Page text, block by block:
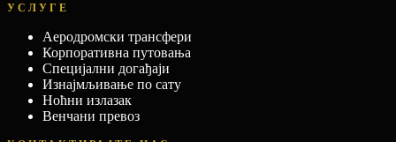
УСЛУГЕ
Аеродромски трансфери
Корпоративна путовања
Специјални догађаји
Изнајмљивање по сату
Ноћни излазак
Венчани превоз